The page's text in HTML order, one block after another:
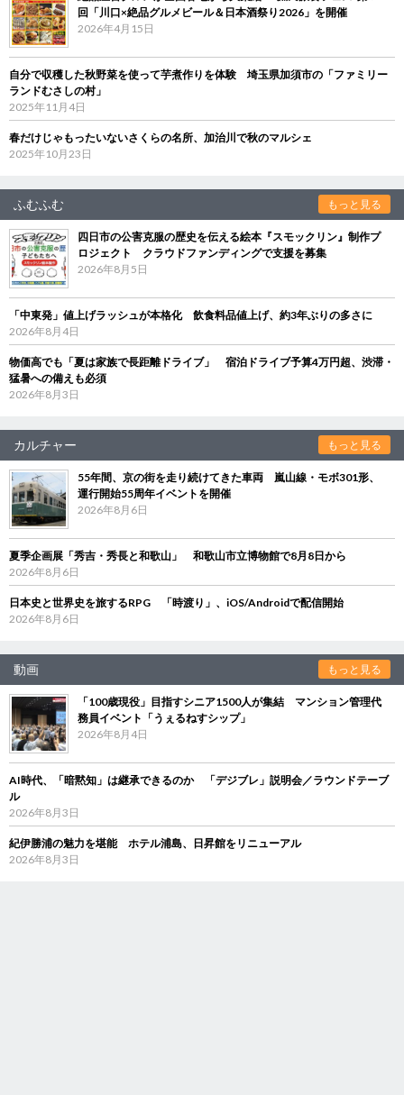
回「川口×絶品グルメビール＆日本酒祭り2026」を開催
2026年4月15日
自分で収穫した秋野菜を使って芋煮作りを体験 埼玉県加須市の「ファミリー
ランドむさしの村」
2025年11月4日
春だけじゃもったいないさくらの名所、加治川で秋のマルシェ
2025年10月23日
ふむふむ もっと見る
四日市の公害克服の歴史を伝える絵本『スモックリン』制作プ
ロジェクト クラウドファンディングで支援を募集
2026年8月5日
「中東発」値上げラッシュが本格化 飲食料品値上げ、約3年ぶりの多さに
2026年8月4日
物価高でも「夏は家族で長距離ドライブ」 宿泊ドライブ予算4万円超、渋滞・
猛暑への備えも必須
2026年8月3日
カルチャー もっと見る
55年間、京の街を走り続けてきた車両 嵐山線・モボ301形、
運行開始55周年イベントを開催
2026年8月6日
夏季企画展「秀吉・秀長と和歌山」 和歌山市立博物館で8月8日から
2026年8月6日
日本史と世界史を旅するRPG 「時渡り」、iOS/Androidで配信開始
2026年8月6日
動画 もっと見る
「100歳現役」目指すシニア1500人が集結 マンション管理代
務員イベント「うぇるねすシップ」
2026年8月4日
AI時代、「暗黙知」は継承できるのか 「デジブレ」説明会／ラウンドテーブ
ル
2026年8月3日
紀伊勝浦の魅力を堪能 ホテル浦島、日昇館をリニューアル
2026年8月3日